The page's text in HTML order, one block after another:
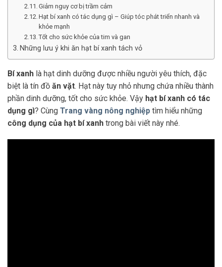
Giảm nguy cơ bị trầm cảm
Hạt bí xanh có tác dụng gì – Giúp tóc phát triển nhanh và
khỏe mạnh
Tốt cho sức khỏe của tim và gan
Những lưu ý khi ăn hạt bí xanh tách vỏ
Bí xanh là hạt dinh dưỡng được nhiều người yêu thích, đặc
biệt là tín đồ ăn vặt. Hạt này tuy nhỏ nhưng chứa nhiều thành
phần dinh dưỡng, tốt cho sức khỏe. Vậy hạt bí xanh có tác
dụng gì? Cùng Trang vàng nông nghiệp tìm hiểu những
công dụng của hạt bí xanh trong bài viết này nhé.